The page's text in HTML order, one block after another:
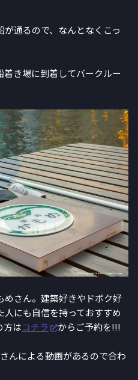
通るので、なんとなくこっ
き場に到着してバークルー
めさん。建築好きやドボク好
にも自信を持っておすすめ
方はコチラ からご予約を!!!
んによる動画があるので合わ